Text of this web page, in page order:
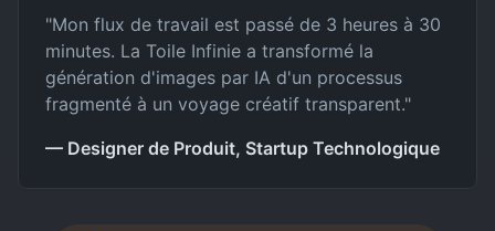
"Mon flux de travail est passé de 3 heures à 30
minutes. La Toile Infinie a transformé la
génération d'images par IA d'un processus
fragmenté à un voyage créatif transparent."
— Designer de Produit, Startup Technologique